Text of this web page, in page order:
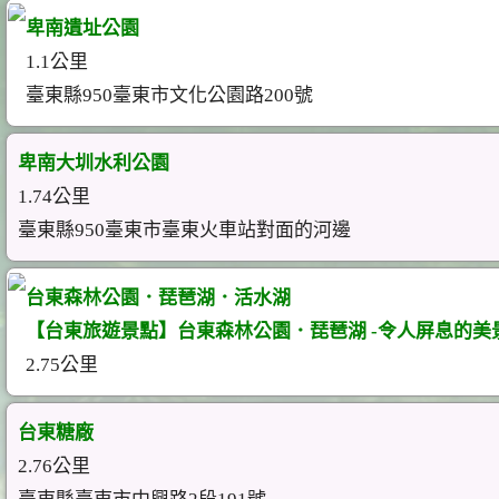
卑南遺址公園
1.1公里
臺東縣950臺東市文化公園路200號
卑南大圳水利公園
1.74公里
臺東縣950臺東市臺東火車站對面的河邊
台東森林公園．琵琶湖．活水湖
【台東旅遊景點】台東森林公園．琵琶湖 -令人屏息的美
2.75公里
台東糖廠
2.76公里